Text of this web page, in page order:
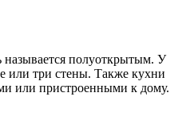
полуоткрытым. У
или три стены. Также кухни
или пристроенными к дому.